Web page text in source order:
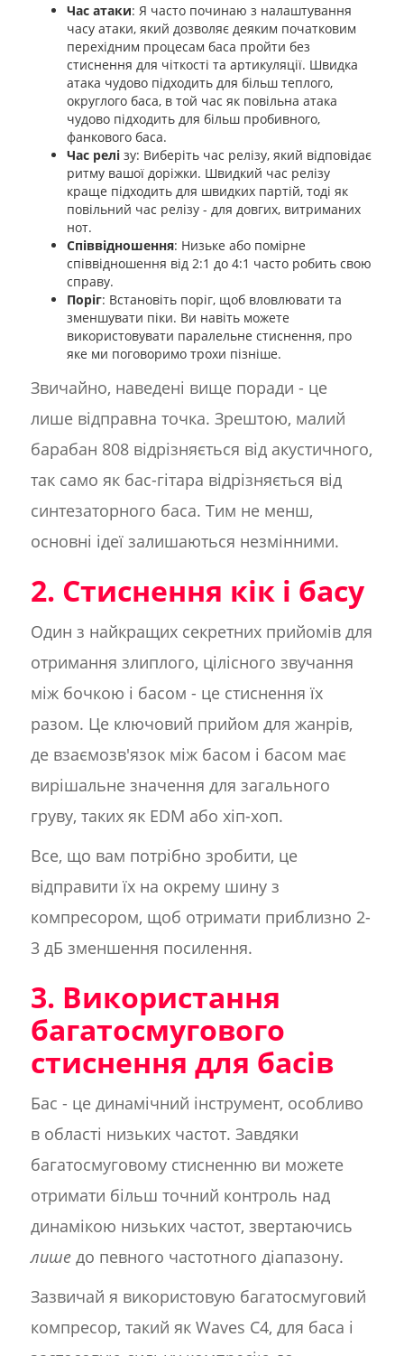
Час атаки: Я часто починаю з налаштування
часу атаки, який дозволяє деяким початковим
перехідним процесам баса пройти без
стиснення для чіткості та артикуляції. Швидка
атака чудово підходить для більш теплого,
округлого баса, в той час як повільна атака
чудово підходить для більш пробивного,
фанкового баса.
Час релізу: Виберіть час релізу, який відповідає
ритму вашої доріжки. Швидкий час релізу
краще підходить для швидких партій, тоді як
повільний час релізу - для довгих, витриманих
нот.
Співвідношення: Низьке або помірне
співвідношення від 2:1 до 4:1 часто робить свою
справу.
Поріг: Встановіть поріг, щоб вловлювати та
зменшувати піки. Ви навіть можете
використовувати паралельне стиснення, про
яке ми поговоримо трохи пізніше.
Звичайно, наведені вище поради - це
лише відправна точка. Зрештою, малий
барабан 808 відрізняється від акустичного,
так само як бас-гітара відрізняється від
синтезаторного баса. Тим не менш,
основні ідеї залишаються незмінними.
2. Стиснення кік і басу
Один з найкращих секретних прийомів для
отримання злиплого, цілісного звучання
між бочкою і басом - це стиснення їх
разом. Це ключовий прийом для жанрів,
де взаємозв'язок між басом і басом має
вирішальне значення для загального
груву, таких як EDM або хіп-хоп.
Все, що вам потрібно зробити, це
відправити їх на окрему шину з
компресором, щоб отримати приблизно 2-
3 дБ зменшення посилення.
3. Використання
багатосмугового
стиснення для басів
Бас - це динамічний інструмент, особливо
в області низьких частот. Завдяки
багатосмуговому стисненню ви можете
отримати більш точний контроль над
динамікою низьких частот, звертаючись
лишедо певного частотного діапазону.
Зазвичай я використовую багатосмуговий
компресор, такий як Waves C4, для баса і